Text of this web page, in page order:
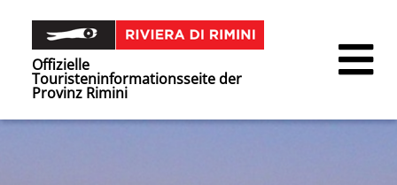
Offizielle
Touristeninformationsseite der
Provinz Rimini